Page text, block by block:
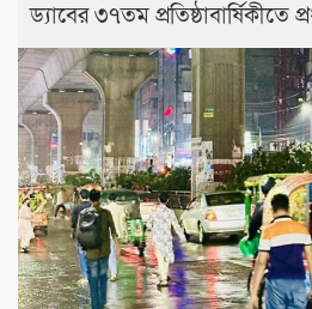
ড্যাবের ৩৭তম প্রতিষ্ঠাবার্ষিকীতে